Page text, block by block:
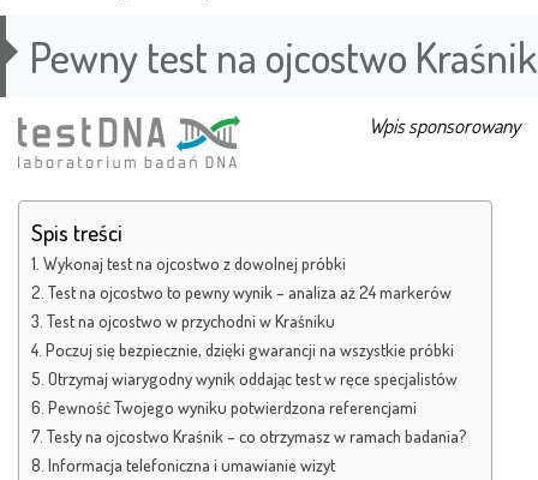
Pewny test na ojcostwo Kraśnik
Wpis sponsorowany
Spis treści
Wykonaj test na ojcostwo z dowolnej próbki
Test na ojcostwo to pewny wynik – analiza aż 24 markerów
Test na ojcostwo w przychodni w Kraśniku
Poczuj się bezpiecznie, dzięki gwarancji na wszystkie próbki
Otrzymaj wiarygodny wynik oddając test w ręce specjalistów
Pewność Twojego wyniku potwierdzona referencjami
Testy na ojcostwo Kraśnik – co otrzymasz w ramach badania?
Informacja telefoniczna i umawianie wizyt